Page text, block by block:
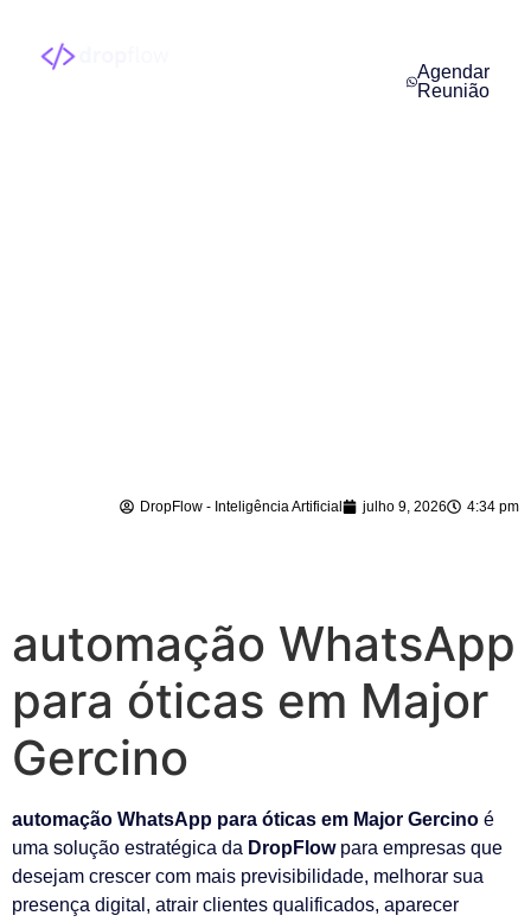
Agendar
Reunião
DropFlow - Inteligência Artificial julho 9, 2026 4:34 pm
automação WhatsApp
para óticas em Major
Gercino
automação WhatsApp para óticas em Major Gercino é
uma solução estratégica da DropFlowpara empresas que
desejam crescer com mais previsibilidade, melhorar sua
presença digital, atrair clientes qualificados, aparecer